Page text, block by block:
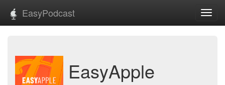
EasyPodcast
EasyApple